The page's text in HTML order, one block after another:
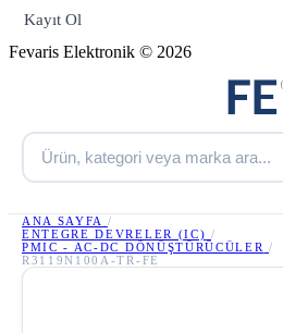
Kayıt Ol
Fevaris Elektronik © 2026
ANA SAYFA /
ENTEGRE DEVRELER (IC) /
PMIC - AC-DC DÖNÜŞTÜRÜCÜLER /
R3119N100A-TR-FE